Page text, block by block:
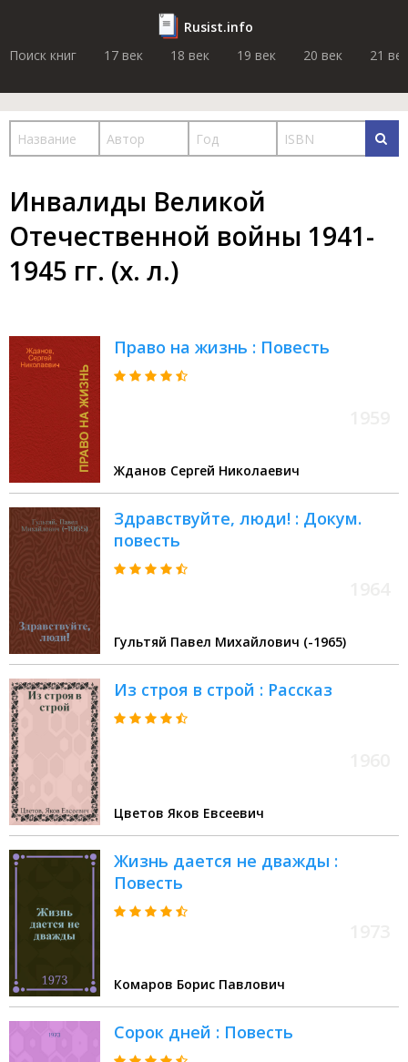
Rusist.info
Поиск книг
17 век 18 век 19 век 20 век 21 век
Инвалиды Великой
Отечественной войны 1941-
1945 гг. (х. л.)
Право на жизнь : Повесть
Жданов Сергей Николаевич
Здравствуйте, люди! : Докум.
повесть
Гультяй Павел Михайлович (-1965)
Из строя в строй : Рассказ
Цветов Яков Евсеевич
Жизнь дается не дважды :
Повесть
Комаров Борис Павлович
Сорок дней : Повесть